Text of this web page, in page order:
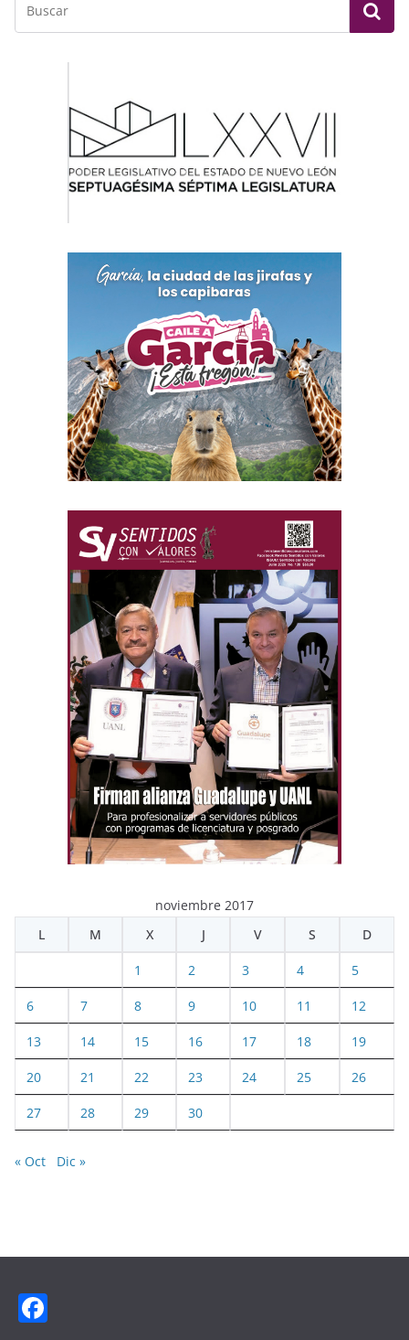
noviembre 2017
L
M X J V S D
1 2 3 4 5
6 7 8 9 10 11 12
13 14 15 16 17 18 19
20 21 22 23 24 25 26
27 28 29 30
« Oct Dic »